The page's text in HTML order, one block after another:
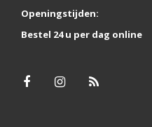
Openingstijden:
Bestel 24 u per dag online